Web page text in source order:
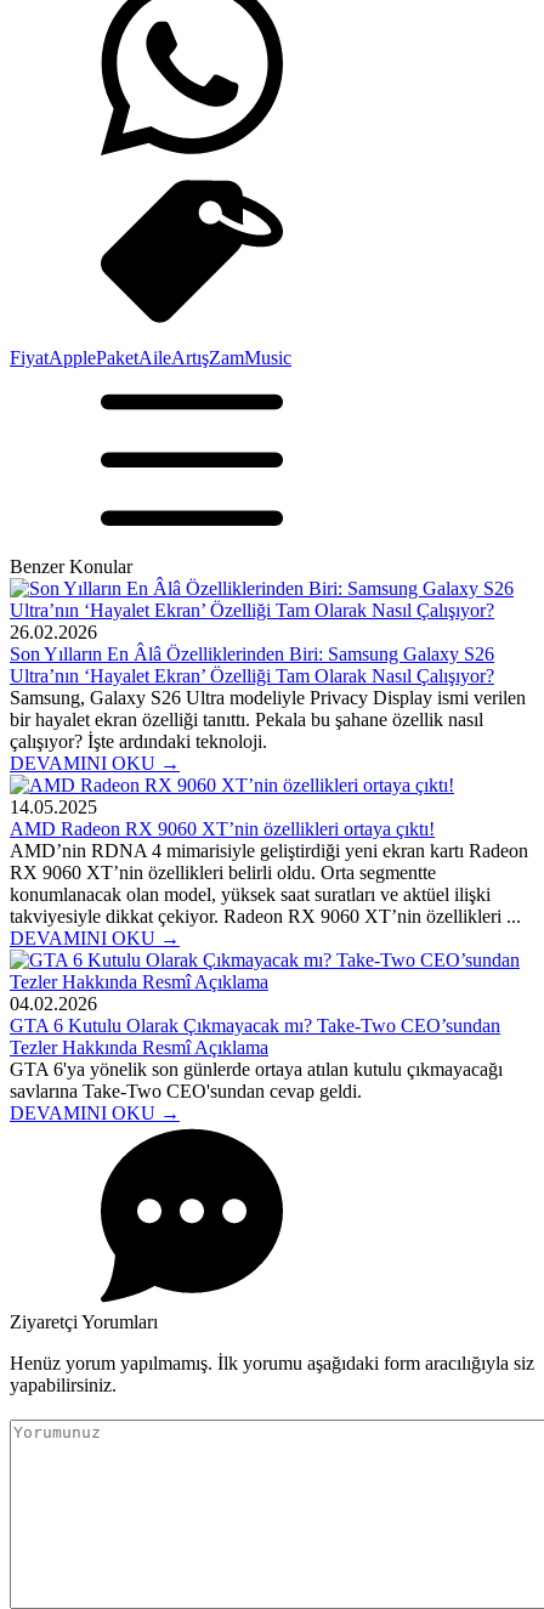
FiyatApplePaketAileArtışZamMusic
Benzer Konular
26.02.2026
Son Yılların En Âlâ Özelliklerinden Biri: Samsung Galaxy S26
Ultra’nın ‘Hayalet Ekran’ Özelliği Tam Olarak Nasıl Çalışıyor?
Samsung, Galaxy S26 Ultra modeliyle Privacy Display ismi verilen
bir hayalet ekran özelliği tanıttı. Pekala bu şahane özellik nasıl
çalışıyor? İşte ardındaki teknoloji.
DEVAMINI OKU →
14.05.2025
AMD Radeon RX 9060 XT’nin özellikleri ortaya çıktı!
AMD’nin RDNA 4 mimarisiyle geliştirdiği yeni ekran kartı Radeon
RX 9060 XT’nin özellikleri belirli oldu. Orta segmentte
konumlanacak olan model, yüksek saat suratları ve aktüel ilişki
takviyesiyle dikkat çekiyor. Radeon RX 9060 XT’nin özellikleri ...
DEVAMINI OKU →
04.02.2026
GTA 6 Kutulu Olarak Çıkmayacak mı? Take-Two CEO’sundan
Tezler Hakkında Resmî Açıklama
GTA 6'ya yönelik son günlerde ortaya atılan kutulu çıkmayacağı
savlarına Take-Two CEO'sundan cevap geldi.
DEVAMINI OKU →
Ziyaretçi Yorumları
Henüz yorum yapılmamış. İlk yorumu aşağıdaki form aracılığıyla siz
yapabilirsiniz.